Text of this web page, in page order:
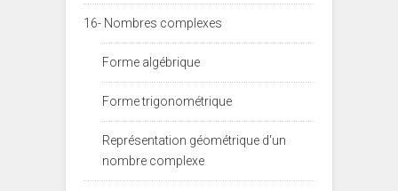
16- Nombres complexes
Forme algébrique
Forme trigonométrique
Représentation géométrique d'un
nombre complexe